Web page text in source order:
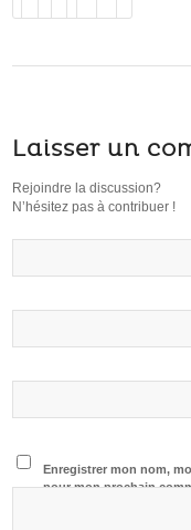
Laisser un
Rejoindre la discussion?
N’hésitez pas à contribuer !
Enregistrer mon nom,
pour mon prochain